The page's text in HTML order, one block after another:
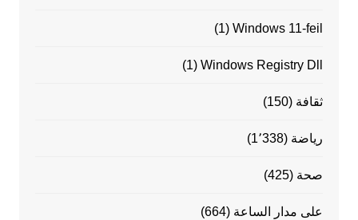
Windows 11-feil
(1)
Windows Registry Dll
(1)
ثقافة (150)
رياضة (1٬338)
صحة (425)
على مدار الساعة (664)